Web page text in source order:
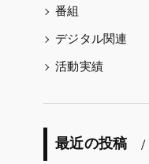
番組
デジタル関連
活動実績
最近の投稿